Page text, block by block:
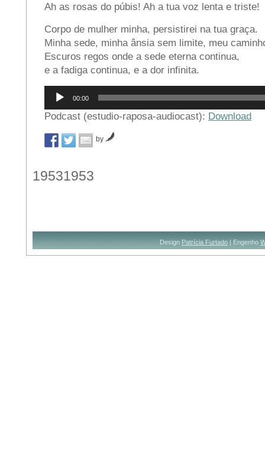
Ah as rosas do púbis! Ah a tua voz lenta e triste!
Corpo de mulher minha, persistirei na tua graça.
Minha sede, minha ânsia sem limite, meu
Escuros regos onde a sede eterna continua,
e a fadiga continua, e a dor infinita.
Reprodutor
áudio
00:00
Podcast (estudio-raposa-audiocast): Download
by
19531953
Design Patrícia Furtado | Engenho